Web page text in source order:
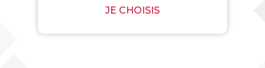
JE CHOISIS